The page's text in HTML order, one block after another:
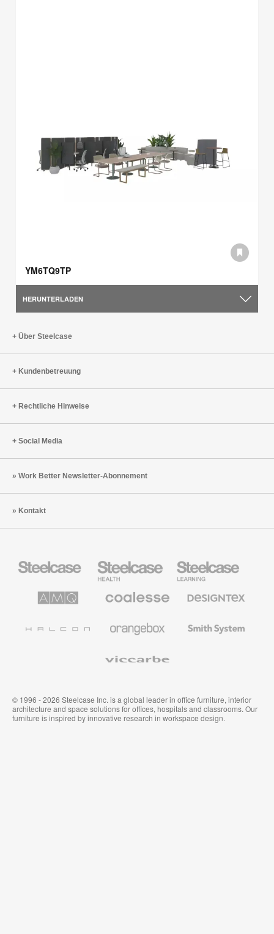
YM6TQ9TP
HERUNTERLADEN
Über Steelcase
Kundenbetreuung
Rechtliche Hinweise
Social Media
Work Better Newsletter-Abonnement
Kontakt
Büromöbel
Health
Education
Möbel
Solutions
Büromöbel
Textilien
System
© 1996 - 2026 Steelcase Inc. is a global leader in office furniture, interior
architecture and space solutions for offices, hospitals and classrooms. Our
furniture is inspired by innovative research in workspace design.